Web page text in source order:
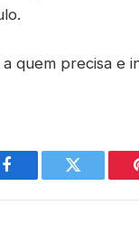
quem precisa e
Facebook Twitter